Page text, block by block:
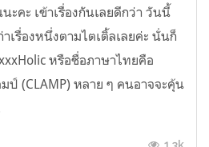
ะคะ เข้าเรื่องกันเลยดีกว่า วันนี้
าเรื่องหนึ่งตามไตเติ้ลเลยค่ะ นั่นก็
หรือชื่อภาษาไทยคือ
ป์ (CLAMP) หลาย ๆ คนอาจจะคุ้น